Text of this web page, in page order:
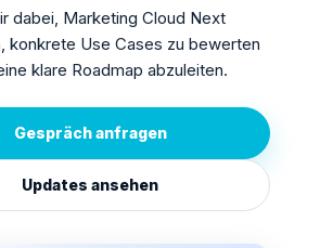
dabei, Marketing Cloud Next
konkrete Use Cases zu bewerten
klare Roadmap abzuleiten.
Gespräch anfragen
Updates ansehen